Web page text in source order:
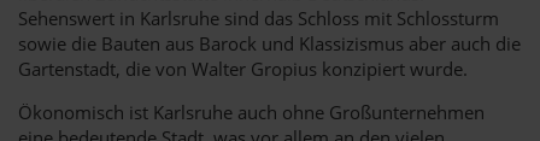
Sehenswert in Karlsruhe sind das Schloss mit Schlossturm
sowie die Bauten aus Barock und Klassizismus aber auch die
Gartenstadt, die von Walter Gropius konzipiert wurde.
Ökonomisch ist Karlsruhe auch ohne Großunternehmen